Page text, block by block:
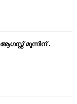
മൂന്നിന് .